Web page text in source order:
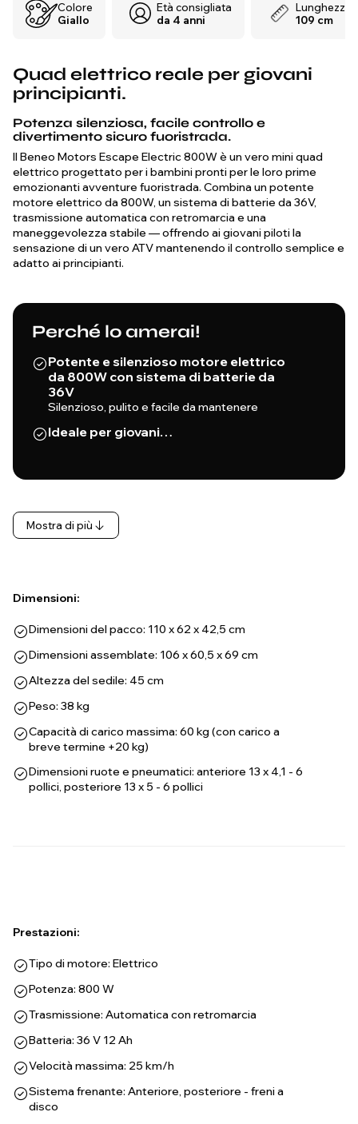
Colore
Giallo
Età consigliata
da 4 anni
Lunghezza
109 cm
Quad elettrico reale per giovani
principianti.
Potenza silenziosa, facile controllo e
divertimento sicuro fuoristrada.
Il Beneo Motors Escape Electric 800W è un vero mini quad
elettrico progettato per i bambini pronti per le loro prime
emozionanti avventure fuoristrada. Combina un potente
motore elettrico da 800W, un sistema di batterie da 36V,
trasmissione automatica con retromarcia e una
maneggevolezza stabile — offrendo ai giovani piloti la
sensazione di un vero ATV mantenendo il controllo semplice e
adatto ai principianti.
Perché lo amerai!
Potente e silenzioso motore elettrico
da 800W con sistema di batterie da
36V
Silenzioso, pulito e facile da mantenere
Ideale per giovani…
Mostra di più
Dimensioni:
Dimensioni del pacco: 110 x 62 x 42,5 cm
Dimensioni assemblate: 106 x 60,5 x 69 cm
Altezza del sedile: 45 cm
Peso: 38 kg
Capacità di carico massima: 60 kg (con carico a
breve termine +20 kg)
Dimensioni ruote e pneumatici: anteriore 13 x 4,1 - 6
pollici, posteriore 13 x 5 - 6 pollici
Prestazioni:
Tipo di motore: Elettrico
Potenza: 800 W
Trasmissione: Automatica con retromarcia
Batteria: 36 V 12 Ah
Velocità massima: 25 km/h
Sistema frenante: Anteriore, posteriore - freni a
disco